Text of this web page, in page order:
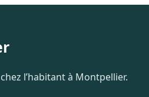
l’habitant à Montpellier.